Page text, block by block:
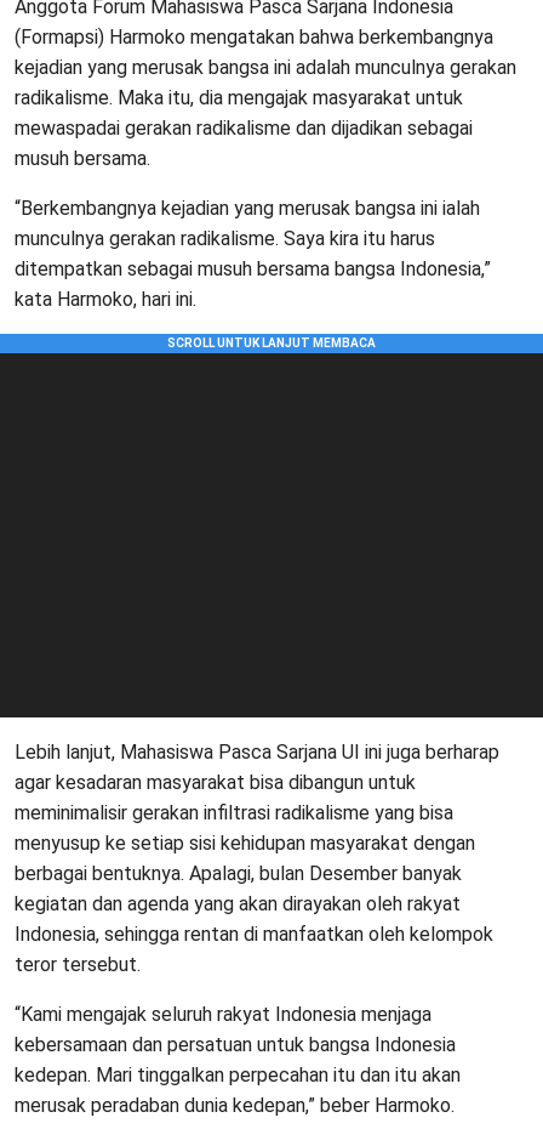
Anggota Forum Mahasiswa Pasca Sarjana Indonesia
(Formapsi) Harmoko mengatakan bahwa berkembangnya
kejadian yang merusak bangsa ini adalah munculnya gerakan
radikalisme. Maka itu, dia mengajak masyarakat untuk
mewaspadai gerakan radikalisme dan dijadikan sebagai
musuh bersama.
“Berkembangnya kejadian yang merusak bangsa ini ialah
munculnya gerakan radikalisme. Saya kira itu harus
ditempatkan sebagai musuh bersama bangsa Indonesia,”
kata Harmoko, hari ini.
Lebih lanjut, Mahasiswa Pasca Sarjana UI ini juga berharap
agar kesadaran masyarakat bisa dibangun untuk
meminimalisir gerakan infiltrasi radikalisme yang bisa
menyusup ke setiap sisi kehidupan masyarakat dengan
berbagai bentuknya. Apalagi, bulan Desember banyak
kegiatan dan agenda yang akan dirayakan oleh rakyat
Indonesia, sehingga rentan di manfaatkan oleh kelompok
teror tersebut.
“Kami mengajak seluruh rakyat Indonesia menjaga
kebersamaan dan persatuan untuk bangsa Indonesia
kedepan. Mari tinggalkan perpecahan itu dan itu akan
merusak peradaban dunia kedepan,” beber Harmoko.